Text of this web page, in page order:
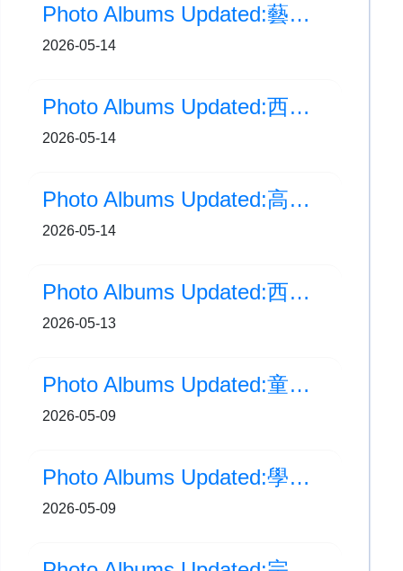
Photo Albums Updated:藝術周「花園音樂會」
2026-05-14
Photo Albums Updated:西安交流之旅(Day 2)
2026-05-14
Photo Albums Updated:高年級生日會(3至6月)
2026-05-14
Photo Albums Updated:西安交流之旅(Day 1)
2026-05-13
Photo Albums Updated:童心賀母親節
2026-05-09
Photo Albums Updated:學生健康軍團嘉許禮 2026
2026-05-09